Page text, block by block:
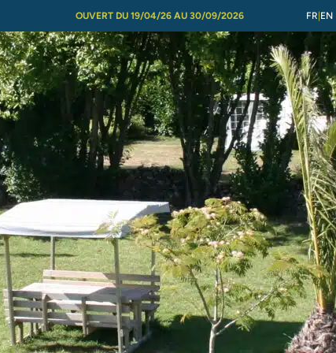
OUVERT DU 19/04/26 AU 30/09/2026 FR EN